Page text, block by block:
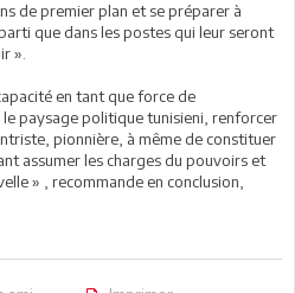
de premier plan et se préparer à
que dans les postes qui leur seront
».
en tant que force de
paysage politique tunisieni, renforcer
pionnière, à même de constituer
assumer les charges du pouvoirs et
» , recommande en conclusion,